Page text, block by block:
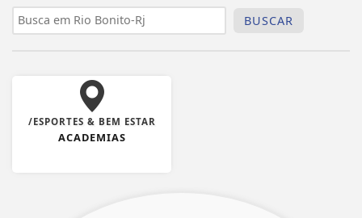
BUSCAR
/ESPORTES & BEM ESTAR
ACADEMIAS